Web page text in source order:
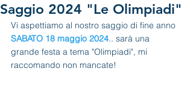
Saggio 2024 "Le Olimpiadi"
Vi aspettiamo al nostro saggio di fine anno
SABATO 18 maggio 2024.. sarà una
grande festa a tema "Olimpiadi", mi
raccomando non mancate!